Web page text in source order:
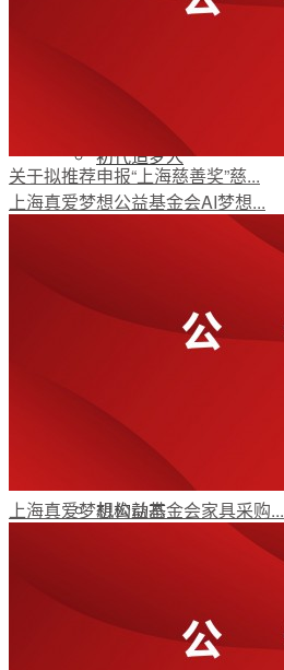
初代追梦人
年报动态
党政要闻
机构动态
关于拟推荐申报“上海慈善奖”慈...
上海真爱梦想公益基金会AI梦想...
上海真爱梦想公益基金会家具采购...